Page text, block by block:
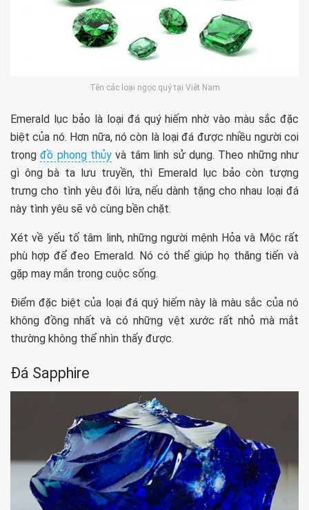
Tên các loại ngọc quý tại Việt Nam
Emerald lục bảo là loại đá quý hiếm nhờ vào màu sắc đặc
biệt của nó. Hơn nữa, nó còn là loại đá được nhiều người coi
trọngđồ phong thủy và tâm linh sử dụng. Theo những như
gì ông bà ta lưu truyền, thì Emerald lục bảo còn tượng
trưng cho tình yêu đôi lứa, nếu dành tặng cho nhau loại đá
này tình yêu sẽ vô cùng bền chặt.
Xét về yếu tố tâm linh, những người mệnh Hỏa và Mộc rất
phù hợp để đeo Emerald. Nó có thể giúp họ thăng tiến và
gặp may mắn trong cuộc sống.
Điểm đặc biệt của loại đá quý hiếm này là màu sắc của nó
không đồng nhất và có những vệt xước rất nhỏ mà mắt
thường không thể nhìn thấy được.
Đá Sapphire